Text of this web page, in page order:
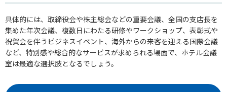
具体的には、取締役会や株主総会などの重要会議、全国の支店長を
集めた年次会議、複数日にわたる研修やワークショップ、表彰式や
祝賀会を伴うビジネスイベント、海外からの来客を迎える国際会議
など、特別感や総合的なサービスが求められる場面で、ホテル会議
室は最適な選択肢となるでしょう。